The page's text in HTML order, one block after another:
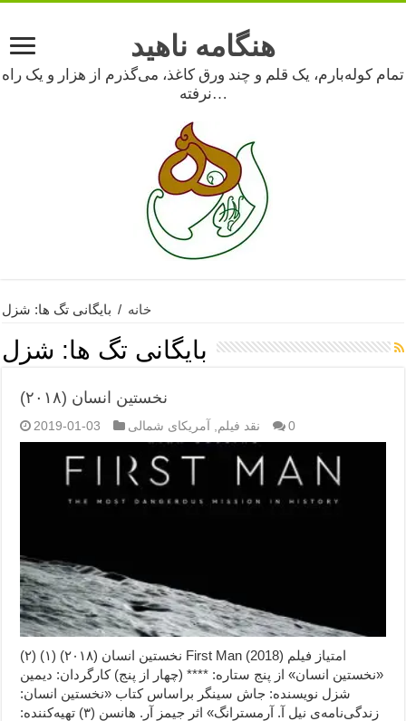
هنگامه ناهید
تمام کوله‌بارم، یک قلم و چند ورق کاغذ، می‌گذرم از هزار و یک راه
نرفته…
خانه / بایگانی تگ ها: شزل
بایگانی تگ ها: شزل
نخستین انسان (۲۰۱۸)
2019-01-03 نقد فیلم آمریکای شمالی 0
نخستین انسان (۲۰۱۸) (۱) (۲) First Man (2018) امتیاز فیلم
«نخستین انسان» از پنج ستاره: **** (چهار از پنج) کارگردان: دیمین
شزل نویسنده: جاش سینگر براساس کتاب «نخستین انسان:
زندگی‌نامه‌ی نیل آ. آرمسترانگ» اثر جیمز آر. هانسن (۳) تهیه‌کننده: